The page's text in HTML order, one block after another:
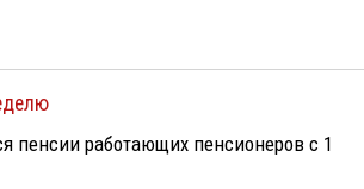
пенсии работающих пенсионеров с 1